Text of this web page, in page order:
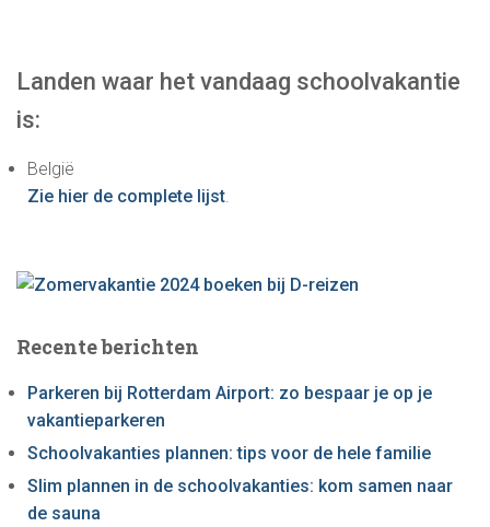
e
n
Landen waar het vandaag schoolvakantie
is:
België
Zie hier de complete lijst.
Recente berichten
Parkeren bij Rotterdam Airport: zo bespaar je op je
vakantieparkeren
Schoolvakanties plannen: tips voor de hele familie
Slim plannen in de schoolvakanties: kom samen naar
de sauna